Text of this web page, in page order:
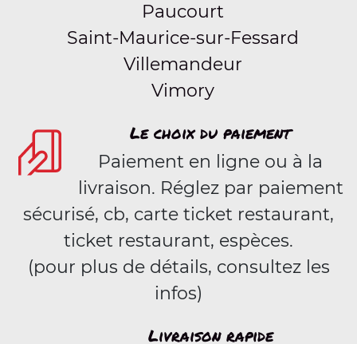
Paucourt
Saint-Maurice-sur-Fessard
Villemandeur
Vimory
Le choix du paiement
Paiement en ligne ou à la
livraison. Réglez par paiement
sécurisé, cb, carte ticket restaurant,
ticket restaurant, espèces.
(pour plus de détails, consultez les
infos)
Livraison rapide